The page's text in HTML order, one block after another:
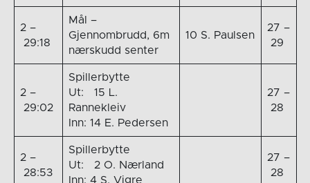
2 –
29:18
Mål –
Gjennombrudd, 6m
nærskudd senter
10 S. Paulsen
27 –
29
2 –
29:02
Spillerbytte
Ut: 15 L.
Rannekleiv
Inn: 14 E. Pedersen
27 –
28
2 –
28:53
Spillerbytte
Ut: 2 O. Nærland
Inn: 4 S. Vigre
27 –
28